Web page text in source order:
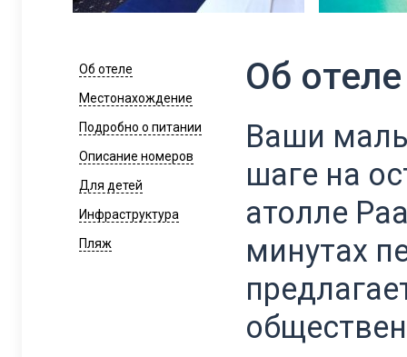
Об отеле
Местонахождение
Подробно о питании
Описание номеров
Для детей
Инфраструктура
Пляж
Об отеле
Ваши
шаге на
атолле
минутах